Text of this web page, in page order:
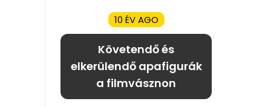
10 ÉV AGO
Követendő és
elkerülendő apafigurák
a filmvásznon